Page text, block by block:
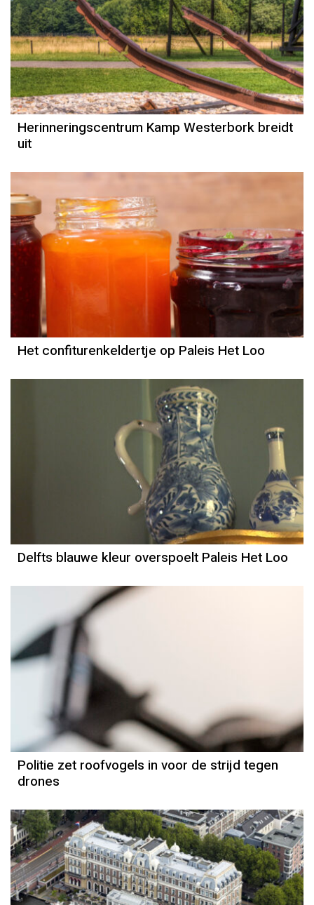
Herinneringscentrum Kamp Westerbork breidt
uit
Het confiturenkeldertje op Paleis Het Loo
Delfts blauwe kleur overspoelt Paleis Het Loo
Politie zet roofvogels in voor de strijd tegen
drones